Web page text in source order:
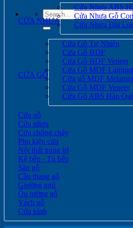
Search
for:
CỬA NHỰA
Cửa Nhựa ABS
Cửa Nhựa Gỗ
Cửa Nhựa Đài
CỬA GỖ
Cửa Gỗ Tự Nhiên
Cửa Gỗ HDF
Cửa Gỗ HDF Veneer
Cửa Gỗ MDF
Cửa gỗ MDF
Cửa Gỗ MDF Veneer
Cửa Gỗ ABS Hàn
Cửa gỗ
Cửa nhựa
Cửa chống cháy
Phụ kiện cửa
Nội thất trang trí
Kệ bếp - Tủ bếp
Sàn gỗ
Cầu thang gỗ
Giường ngủ
Ốp tường gỗ
Vách gỗ
Cửa kính